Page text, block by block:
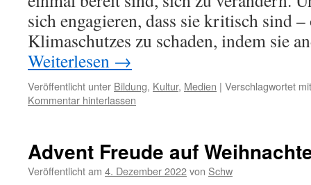
sich engagieren, dass sie kritisch sind –
Klimaschutzes zu schaden, indem sie
Weiterlesen →
Veröffentlicht unter Bildung, Kultur, Medien | Verschlagwortet mit
Kommentar hinterlassen
Advent Freude auf
Veröffentlicht am 4. Dezember 2022von Schw